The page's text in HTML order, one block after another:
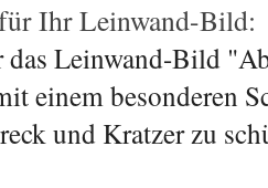
Ihr Leinwand-Bild:
das Leinwand-Bild
einem besonderen
und Kratzer zu